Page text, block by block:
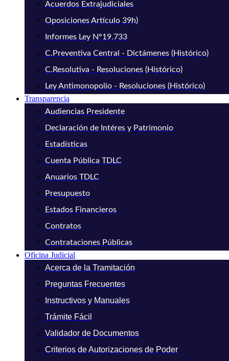
Acuerdos Extrajudiciales
Oposiciones Artículo 39h)
Informes Ley N°19.733
C.Preventiva Central - Dictámenes (Histórico)
C.Resolutiva - Resoluciones (Histórico)
Ley Antimonopolio - Resoluciones (Histórico)
Transparencia
Audiencias Presidente
Declaración de Intéres y Patrimonio
Estadísticas
Cuenta Pública TDLC
Anuarios TDLC
Presupuesto
Estados Financieros
Contratos
Contrataciones Públicas
Oficina Judicial
Acerca de la Tramitación
Preguntas Frecuentes
Instructivos y Manuales
Trámite Fácil
Validador de Documentos
Criterios de Autorizaciones de Poder